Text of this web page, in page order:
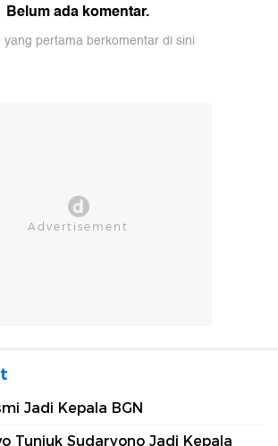
Belum ada komentar.
yang pertama berkomentar di sini
Jadi Kepala BGN
Tunjuk Sudaryono Jadi Kepala